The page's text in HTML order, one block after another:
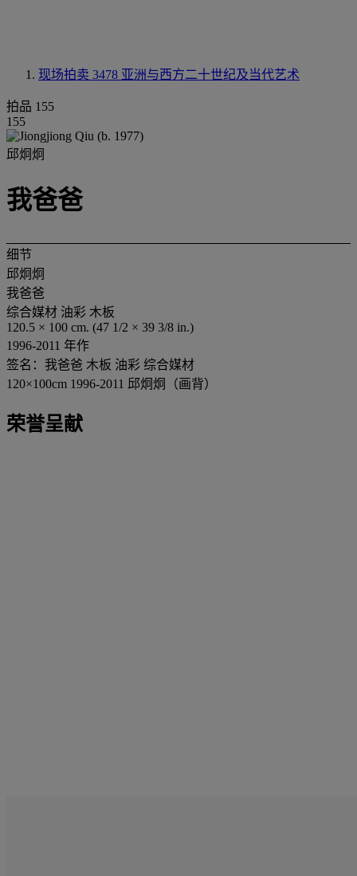
现场拍卖 3478 亚洲与西方二十世纪及当代艺术
拍品 155
155
邱炯炯
我爸爸
细节
邱炯炯
我爸爸
综合媒材 油彩 木板
120.5 × 100 cm. (47 1/2 × 39 3/8 in.)
1996-2011 年作
签名：我爸爸 木板 油彩 综合媒材
120×100cm 1996-2011 邱炯炯（画背）
荣誉呈献